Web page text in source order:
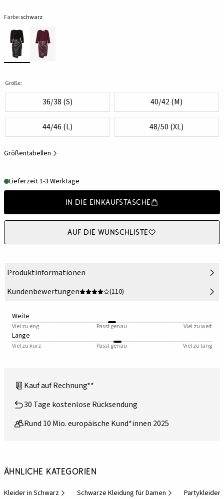
Farbe:schwarz
Größe:
36/38 (S) 40/42 (M)
44/46 (L) 48/50 (XL)
Größentabellen
Lieferzeit 1-3 Werktage
In die Einkaufstasche
Auf die Wunschliste
Produktinformationen
Kundenbewertungen
(110)
Weite
Viel zu eng Passt genau Viel zu weit
Länge
Viel zu kurz Passt genau Viel zu lang
Kauf auf Rechnung**
30 Tage kostenlose Rücksendung
Rund 10 Mio. europäische Kund*innen 2025
Ähnliche Kategorien
Kleider in Schwarz Schwarze Kleidung für Damen Partykleider